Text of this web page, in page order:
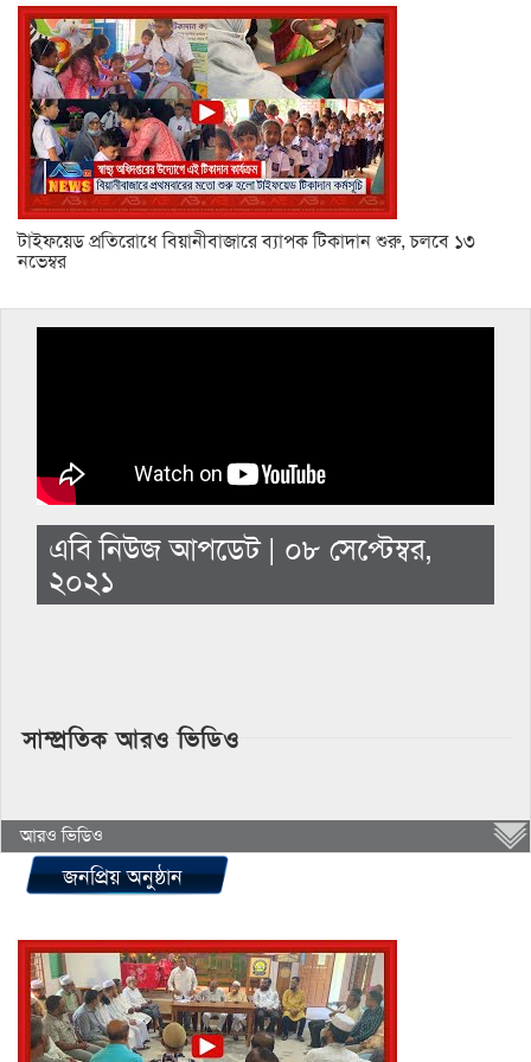
টাইফয়েড প্রতিরোধে বিয়ানীবাজারে ব্যাপক টিকাদান শুরু, চলবে ১৩
নভেম্বর
এবি নিউজ আপডেট | ০৮ সেপ্টেম্বর,
২০২১
সাম্প্রতিক আরও ভিডিও
আরও ভিডিও
জনপ্রিয় অনুষ্ঠান